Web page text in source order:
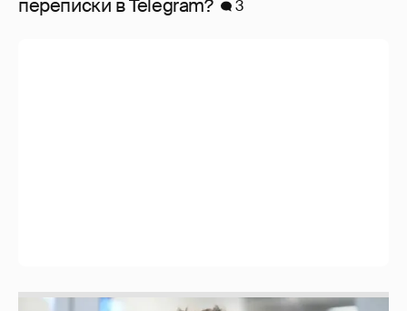
перeписки в Telegram? 3